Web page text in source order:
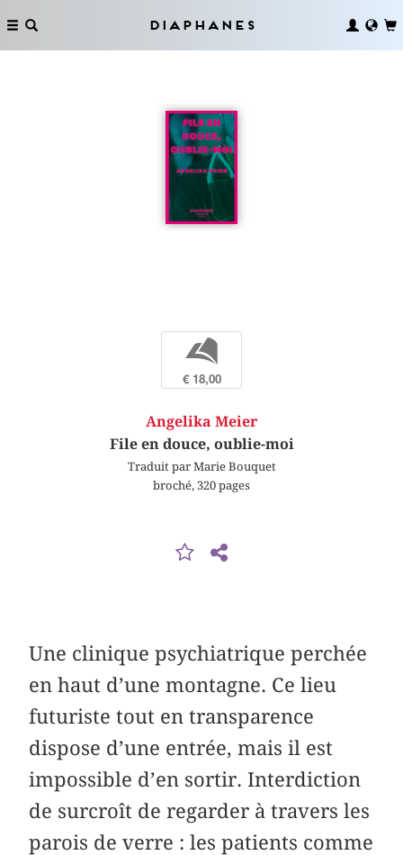
Diaphanes
b
€ 18,00
Angelika Meier
File en douce, oublie-moi
Traduit par Marie Bouquet
broché, 320 pages
Une clinique psychiatrique perchée
en haut d’une montagne. Ce lieu
futuriste tout en transparence
dispose d’une entrée, mais il est
impossible d’en sortir. Interdiction
de surcroît de regarder à travers les
parois de verre : les patients comme